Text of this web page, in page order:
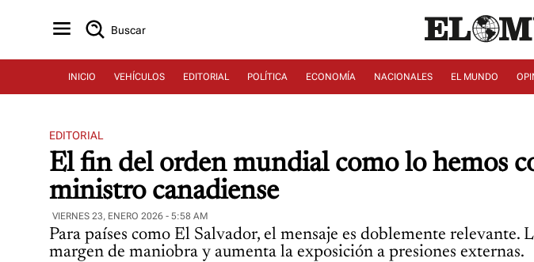
Buscar
INICIO VEHÍCULOS EDITORIAL POLÍTICA ECONOMÍA NACIONALES EL MUNDO
EDITORIAL
El fin del orden mundial como lo hemos
ministro canadiense
VIERNES 23, ENERO 2026 - 5:58 AM
Para países como El Salvador, el mensaje es doblemente
margen de maniobra y aumenta la exposición a presiones externas.